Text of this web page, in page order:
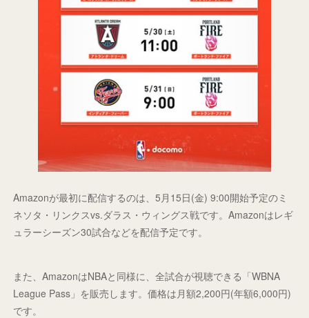
Amazonが最初に配信するのは、5月15日(金) 9:00開始予定のミ
ネソタ・リンクスvs.ダラス・ウィングス戦です。Amazonはレギ
ュラーシーズン30試合などを配信予定です。
また、AmazonはNBAと同様に、全試合が視聴できる「WBNA
League Pass」を販売します。価格は月額2,200円(年額6,000円)
です。